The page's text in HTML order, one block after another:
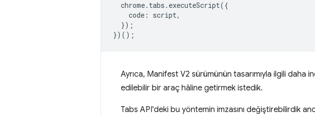
chrome. tabs . executeScript({
code : script,
});
})();
Ayrıca, Manifest V2 sürümünün tasarımıyla ilgili daha
edilebilir bir araç hâline getirmek istedik.
Tabs API'deki bu yöntemin imzasını değiştirebilirdik